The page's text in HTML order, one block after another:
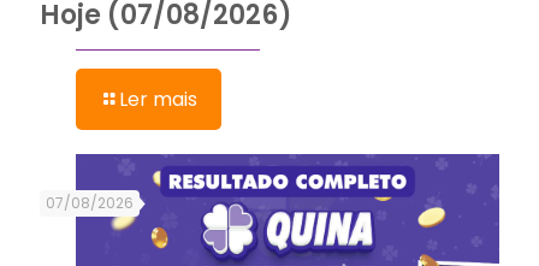
Hoje (07/08/2026)
Ler mais
07/08/2026